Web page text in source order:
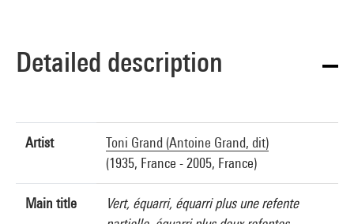
Detailed description
Artist
Toni Grand (Antoine Grand, dit)
(1935, France - 2005, France)
Main title
Vert, équarri, équarri plus une refente